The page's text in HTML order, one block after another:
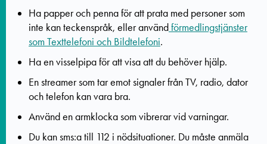
Ha papper och penna för att prata med personer som
inte kan teckenspråk, eller användförmedlingstjänster
som Texttelefoni och Bildtelefoni.
Ha en visselpipa för att visa att du behöver hjälp.
En streamer som tar emot signaler från TV, radio, dator
och telefon kan vara bra.
Använd en armklocka som vibrerar vid varningar.
Du kan sms:a till 112 i nödsituationer. Du måste anmäla